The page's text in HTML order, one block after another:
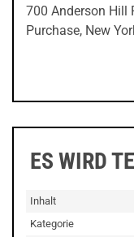
700 Anderson Hill
Purchase, New
ES WIRD
Inhalt
Kategorie